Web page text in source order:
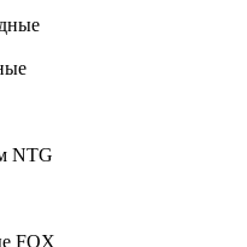
NTG
FOX